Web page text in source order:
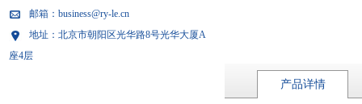
邮箱：business@ry-le.cn
地址：北京市朝阳区光华路8号光华大厦A
座4层
产品详情